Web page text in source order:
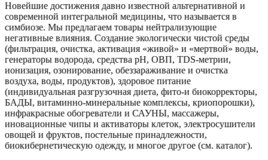
Новейшие достижения давно известной альтернативной и
современной интегральной медицины, что называется в
симбиозе. Мы предлагаем товары нейтрализующие
негативные влияния. Создание экологически чистой среды
(фильтрация, очистка, активация «живой» и «мертвой» воды,
генераторы водорода, средства рН, ОВП, TDS-метрии,
ионизация, озонирование, обеззараживание и очистка
воздуха, воды, продуктов), здоровое питание
(индивидуальная разгрузочная диета, фито-и биокорректоры,
БАДЫ, витаминно-минеральные комплексы, криопорошки),
инфракрасные обогреватели и САУНЫ, массажеры,
иновационные чипы и активаторы клеток, электросушители
овощей и фруктов, постельные принадлежности,
биокибернетическую одежду, и многое другое (см. каталог).